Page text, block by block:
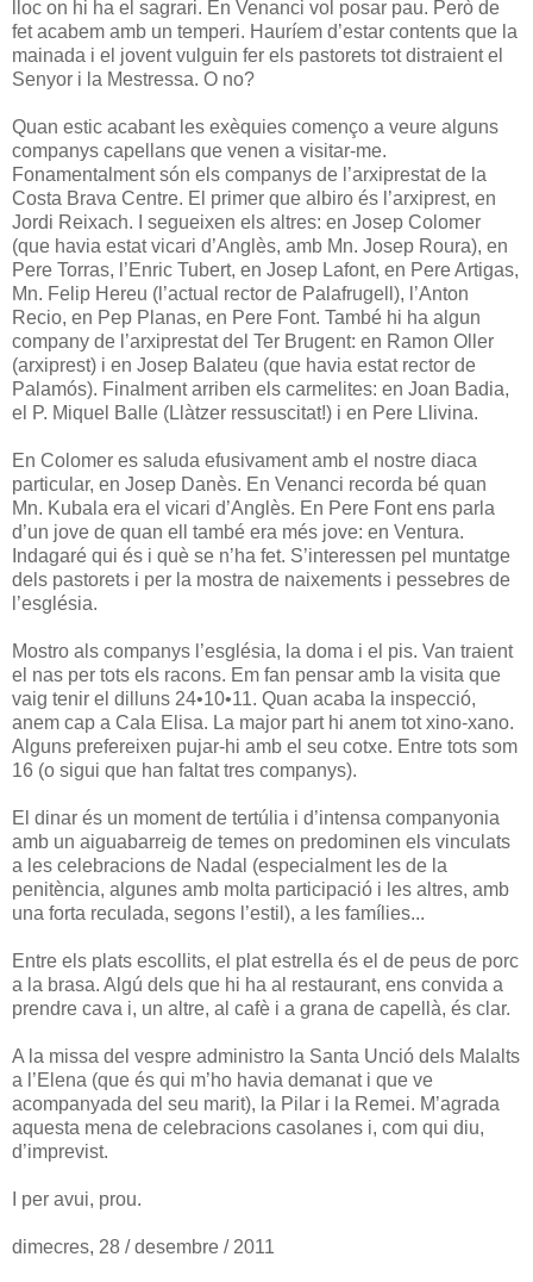
lloc on hi ha el sagrari. En Venanci vol posar pau. Però de
fet acabem amb un temperi. Hauríem d’estar contents que la
mainada i el jovent vulguin fer els pastorets tot distraient el
Senyor i la Mestressa. O no?
Quan estic acabant les exèquies començo a veure alguns
companys capellans que venen a visitar-me.
Fonamentalment són els companys de l’arxiprestat de la
Costa Brava Centre. El primer que albiro és l’arxiprest, en
Jordi Reixach. I segueixen els altres: en Josep Colomer
(que havia estat vicari d’Anglès, amb Mn. Josep Roura), en
Pere Torras, l’Enric Tubert, en Josep Lafont, en Pere Artigas,
Mn. Felip Hereu (l’actual rector de Palafrugell), l’Anton
Recio, en Pep Planas, en Pere Font. També hi ha algun
company de l’arxiprestat del Ter Brugent: en Ramon Oller
(arxiprest) i en Josep Balateu (que havia estat rector de
Palamós). Finalment arriben els carmelites: en Joan Badia,
el P. Miquel Balle (Llàtzer ressuscitat!) i en Pere Llivina.
En Colomer es saluda efusivament amb el nostre diaca
particular, en Josep Danès. En Venanci recorda bé quan
Mn. Kubala era el vicari d’Anglès. En Pere Font ens parla
d’un jove de quan ell també era més jove: en Ventura.
Indagaré qui és i què se n’ha fet. S’interessen pel muntatge
dels pastorets i per la mostra de naixements i pessebres de
l’església.
Mostro als companys l’església, la doma i el pis. Van traient
el nas per tots els racons. Em fan pensar amb la visita que
vaig tenir el dilluns 24•10•11. Quan acaba la inspecció,
anem cap a Cala Elisa. La major part hi anem tot xino-xano.
Alguns prefereixen pujar-hi amb el seu cotxe. Entre tots som
16 (o sigui que han faltat tres companys).
El dinar és un moment de tertúlia i d’intensa companyonia
amb un aiguabarreig de temes on predominen els vinculats
a les celebracions de Nadal (especialment les de la
penitència, algunes amb molta participació i les altres, amb
una forta reculada, segons l’estil), a les famílies...
Entre els plats escollits, el plat estrella és el de peus de porc
a la brasa. Algú dels que hi ha al restaurant, ens convida a
prendre cava i, un altre, al cafè i a grana de capellà, és clar.
A la missa del vespre administro la Santa Unció dels Malalts
a l’Elena (que és qui m’ho havia demanat i que ve
acompanyada del seu marit), la Pilar i la Remei. M’agrada
aquesta mena de celebracions casolanes i, com qui diu,
d’imprevist.
I per avui, prou.
dimecres, 28 / desembre / 2011